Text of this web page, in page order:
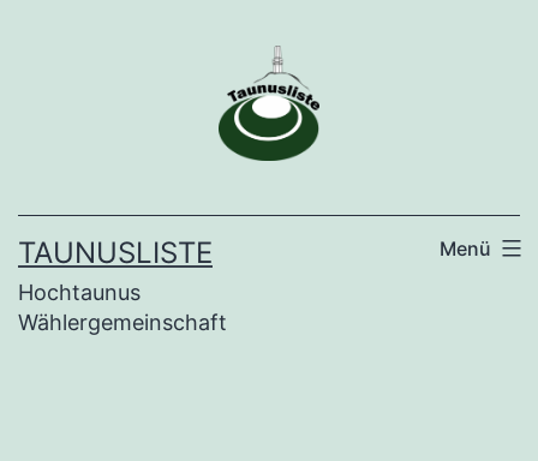
TAUNUSLISTE
Hochtaunus
Wählergemeinschaft
Menü